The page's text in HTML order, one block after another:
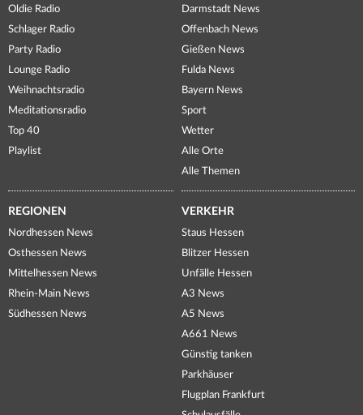
Oldie Radio
Schlager Radio
Party Radio
Lounge Radio
Weihnachtsradio
Meditationsradio
Top 40
Playlist
Darmstadt News
Offenbach News
Gießen News
Fulda News
Bayern News
Sport
Wetter
Alle Orte
Alle Themen
REGIONEN
Nordhessen News
Osthessen News
Mittelhessen News
Rhein-Main News
Südhessen News
VERKEHR
Staus Hessen
Blitzer Hessen
Unfälle Hessen
A3 News
A5 News
A661 News
Günstig tanken
Parkhäuser
Flugplan Frankfurt